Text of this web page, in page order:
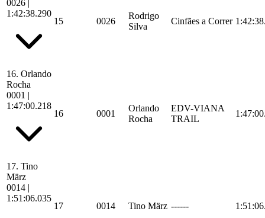
0026 |
1:42:38.290
15 0026
Rodrigo
Silva
Cinfães a Correr
16. Orlando
Rocha
0001 |
1:47:00.218
16 0001
Orlando
Rocha
EDV-VIANA
TRAIL
17. Tino
März
0014 |
1:51:06.035
17 0014 Tino März ------